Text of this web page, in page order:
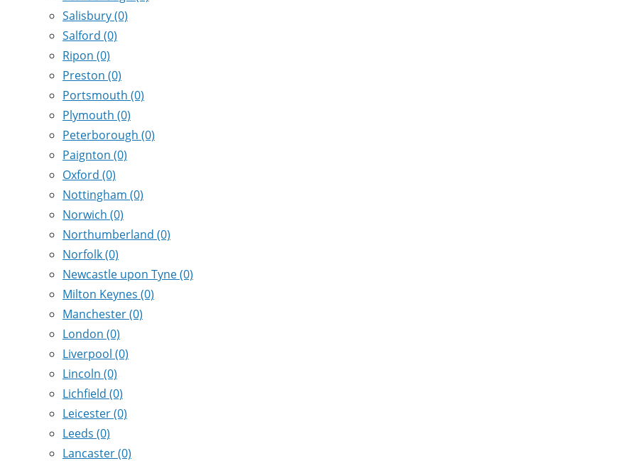
Salisbury(0)
Salford (0)
Ripon (0)
Preston (0)
Portsmouth (0)
Plymouth (0)
Peterborough (0)
Paignton (0)
Oxford (0)
Nottingham (0)
Norwich (0)
Northumberland (0)
Norfolk(0)
Newcastle upon Tyne(0)
Milton Keynes (0)
Manchester(0)
London (0)
Liverpool (0)
Lincoln (0)
Lichfield (0)
Leicester(0)
Leeds (0)
Lancaster(0)